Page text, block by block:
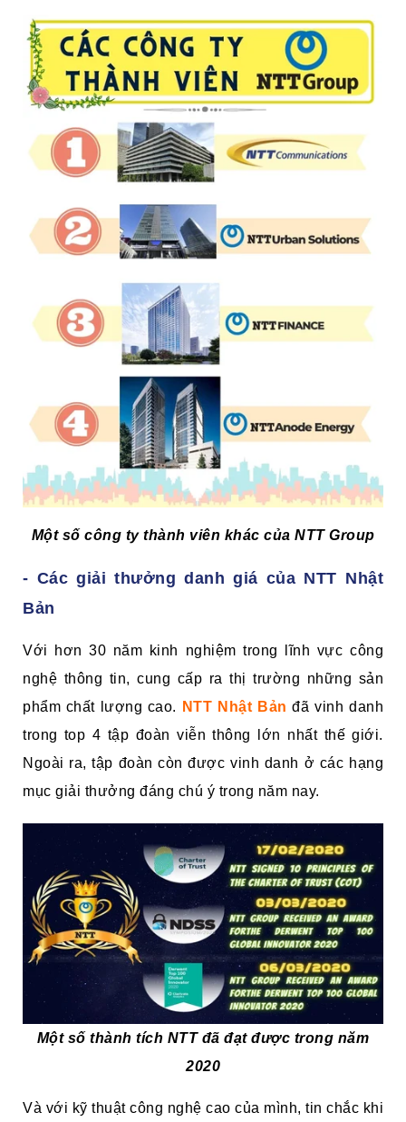
Một số công ty thành viên khác của NTT Group
- Các giải thưởng danh giá của NTT Nhật
Bản
Với hơn 30 năm kinh nghiệm trong lĩnh vực công
nghệ thông tin, cung cấp ra thị trường những sản
phẩm chất lượng cao.
NTT Nhật Bản đã vinh danh
trong top 4 tập đoàn viễn thông lớn nhất thế giới.
Ngoài ra, tập đoàn còn được vinh danh ở các hạng
mục giải thưởng đáng chú ý trong năm nay.
Một số thành tích NTT đã đạt được trong năm
2020
Và với kỹ thuật công nghệ cao của mình, tin chắc khi